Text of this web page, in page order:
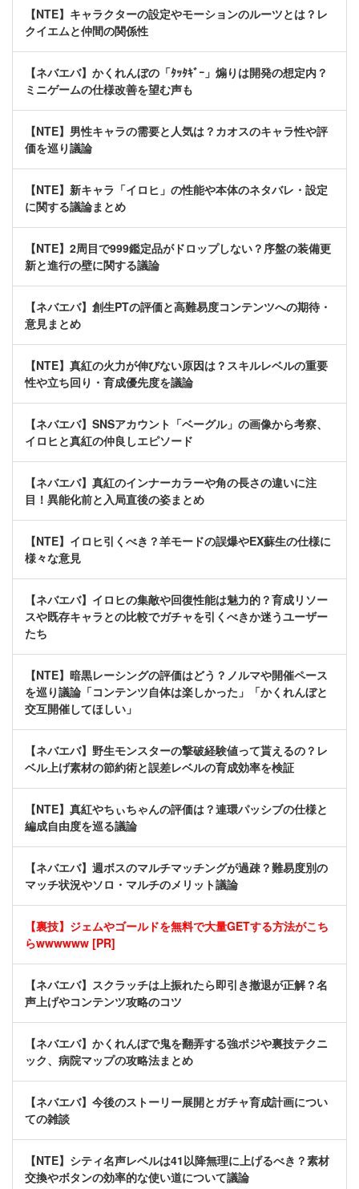
【NTE】キャラクターの設定やモーションのルーツとは？レ
クイエムと仲間の関係性
【ネバエバ】かくれんぼの「ﾀｯﾀｷﾞｰ」煽りは開発の想定内？
ミニゲームの仕様改善を望む声も
【NTE】男性キャラの需要と人気は？カオスのキャラ性や評
価を巡り議論
【NTE】新キャラ「イロヒ」の性能や本体のネタバレ・設定
に関する議論まとめ
【NTE】2周目で999鑑定品がドロップしない？序盤の装備更
新と進行の壁に関する議論
【ネバエバ】創生PTの評価と高難易度コンテンツへの期待・
意見まとめ
【NTE】真紅の火力が伸びない原因は？スキルレベルの重要
性や立ち回り・育成優先度を議論
【ネバエバ】SNSアカウント「ベーグル」の画像から考察、
イロヒと真紅の仲良しエピソード
【ネバエバ】真紅のインナーカラーや角の長さの違いに注
目！異能化前と入局直後の姿まとめ
【NTE】イロヒ引くべき？羊モードの誤爆やEX蘇生の仕様に
様々な意見
【ネバエバ】イロヒの集敵や回復性能は魅力的？育成リソー
スや既存キャラとの比較でガチャを引くべきか迷うユーザー
たち
【NTE】暗黒レーシングの評価はどう？ノルマや開催ペース
を巡り議論「コンテンツ自体は楽しかった」「かくれんぼと
交互開催してほしい」
【ネバエバ】野生モンスターの撃破経験値って貰えるの？レ
ベル上げ素材の節約術と誤差レベルの育成効率を検証
【NTE】真紅やちぃちゃんの評価は？連環パッシブの仕様と
編成自由度を巡る議論
【ネバエバ】週ボスのマルチマッチングが過疎？難易度別の
マッチ状況やソロ・マルチのメリット議論
【裏技】ジェムやゴールドを無料で大量GETする方法がこち
らwwwwww [PR]
【ネバエバ】スクラッチは上振れたら即引き撤退が正解？名
声上げやコンテンツ攻略のコツ
【ネバエバ】かくれんぼで鬼を翻弄する強ポジや裏技テクニ
ック、病院マップの攻略法まとめ
【ネバエバ】今後のストーリー展開とガチャ育成計画につい
ての雑談
【NTE】シティ名声レベルは41以降無理に上げるべき？素材
交換やボタンの効率的な使い道について議論